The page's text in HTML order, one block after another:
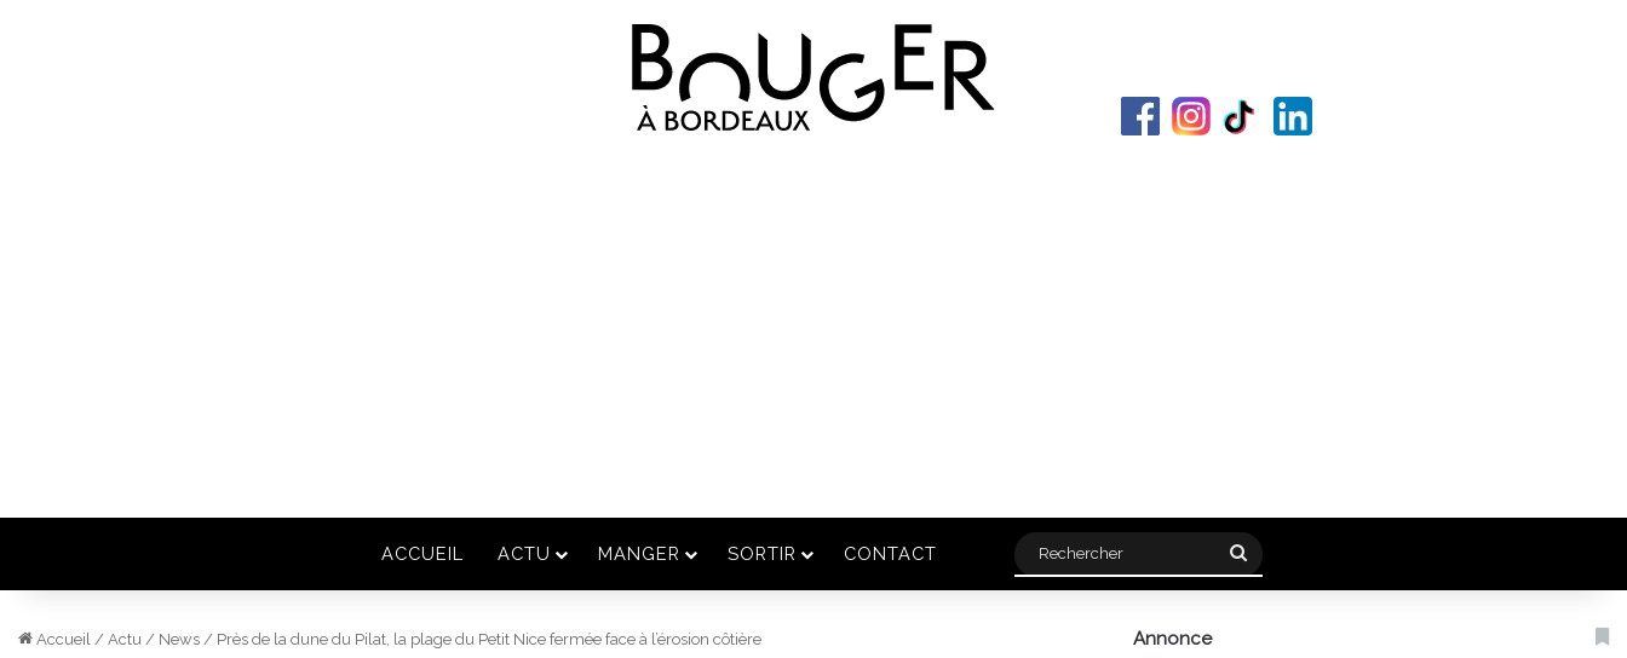
ACCUEIL ACTU MANGER SORTIR CONTACT Rechercher
Accueil / Actu / News / Près de la dune du Pilat, la plage du Petit Nice fermée face à l’érosion côtière Annonce